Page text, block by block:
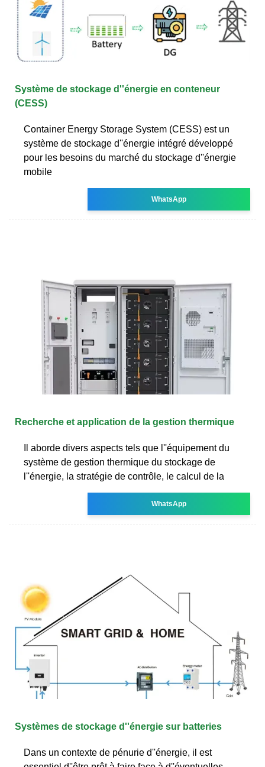
Système de stockage d''énergie en conteneur
(CESS)
Container Energy Storage System (CESS) est un
système de stockage d''énergie intégré développé
pour les besoins du marché du stockage d''énergie
mobile
WhatsApp
Recherche et application de la gestion thermique
Il aborde divers aspects tels que l''équipement du
système de gestion thermique du stockage de
l''énergie, la stratégie de contrôle, le calcul de la
WhatsApp
Systèmes de stockage d''énergie sur batteries
Dans un contexte de pénurie d''énergie, il est